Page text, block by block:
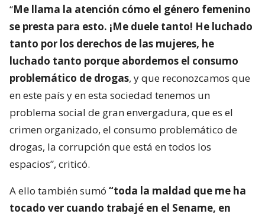
“Me llama la atención cómo el género femenino
se presta para esto. ¡Me duele tanto! He luchado
tanto por los derechos de las mujeres, he
luchado tanto porque abordemos el consumo
problemático de drogas, y que reconozcamos que
en este país y en esta sociedad tenemos un
problema social de gran envergadura, que es el
crimen organizado, el consumo problemático de
drogas, la corrupción que está en todos los
espacios”, criticó.
A ello también sumó “toda la maldad que me ha
tocado ver cuando trabajé en el Sename, en